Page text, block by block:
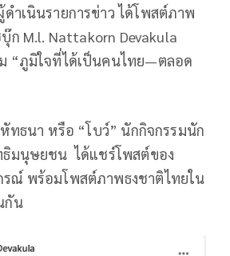
ำเนินรายการข่าว ได้โพสต์ภาพ
ก M.l. Nattakorn Devakula
“ภูมิใจที่ได้เป็นคนไทย—ตลอด
ทธนา หรือ “โบว์” นักกิจกรรมนัก
ธิมนุษยชน ได้แชร์โพสต์ของ
ณ์ พร้อมโพสต์ภาพธงชาติไทยใน
กัน